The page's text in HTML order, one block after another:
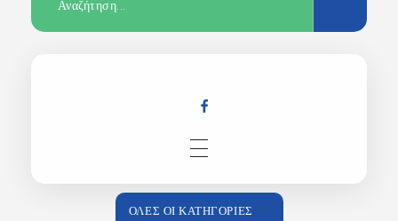
Αρχική
ΌΛΕΣ ΟΙ ΚΑΤΗΓΟΡΊΕΣ